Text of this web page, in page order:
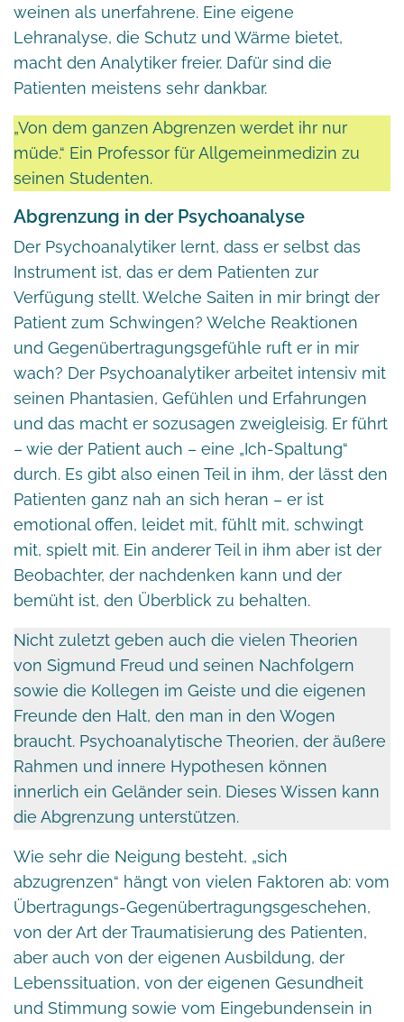
weinen als unerfahrene. Eine eigene
Lehranalyse, die Schutz und Wärme bietet,
macht den Analytiker freier. Dafür sind die
Patienten meistens sehr dankbar.
„Von dem ganzen Abgrenzen werdet ihr nur
müde.“ Ein Professor für Allgemeinmedizin zu
seinen Studenten.
Abgrenzung in der Psychoanalyse
Der Psychoanalytiker lernt, dass er selbst das
Instrument ist, das er dem Patienten zur
Verfügung stellt. Welche Saiten in mir bringt der
Patient zum Schwingen? Welche Reaktionen
und Gegenübertragungsgefühle ruft er in mir
wach? Der Psychoanalytiker arbeitet intensiv mit
seinen Phantasien, Gefühlen und Erfahrungen
und das macht er sozusagen zweigleisig. Er führt
– wie der Patient auch – eine „Ich-Spaltung“
durch. Es gibt also einen Teil in ihm, der lässt den
Patienten ganz nah an sich heran – er ist
emotional offen, leidet mit, fühlt mit, schwingt
mit, spielt mit. Ein anderer Teil in ihm aber ist der
Beobachter, der nachdenken kann und der
bemüht ist, den Überblick zu behalten.
Nicht zuletzt geben auch die vielen Theorien
von Sigmund Freud und seinen Nachfolgern
sowie die Kollegen im Geiste und die eigenen
Freunde den Halt, den man in den Wogen
braucht. Psychoanalytische Theorien, der äußere
Rahmen und innere Hypothesen können
innerlich ein Geländer sein. Dieses Wissen kann
die Abgrenzung unterstützen.
Wie sehr die Neigung besteht, „sich
abzugrenzen“ hängt von vielen Faktoren ab: vom
Übertragungs-Gegenübertragungsgeschehen,
von der Art der Traumatisierung des Patienten,
aber auch von der eigenen Ausbildung, der
Lebenssituation, von der eigenen Gesundheit
und Stimmung sowie vom Eingebundensein in